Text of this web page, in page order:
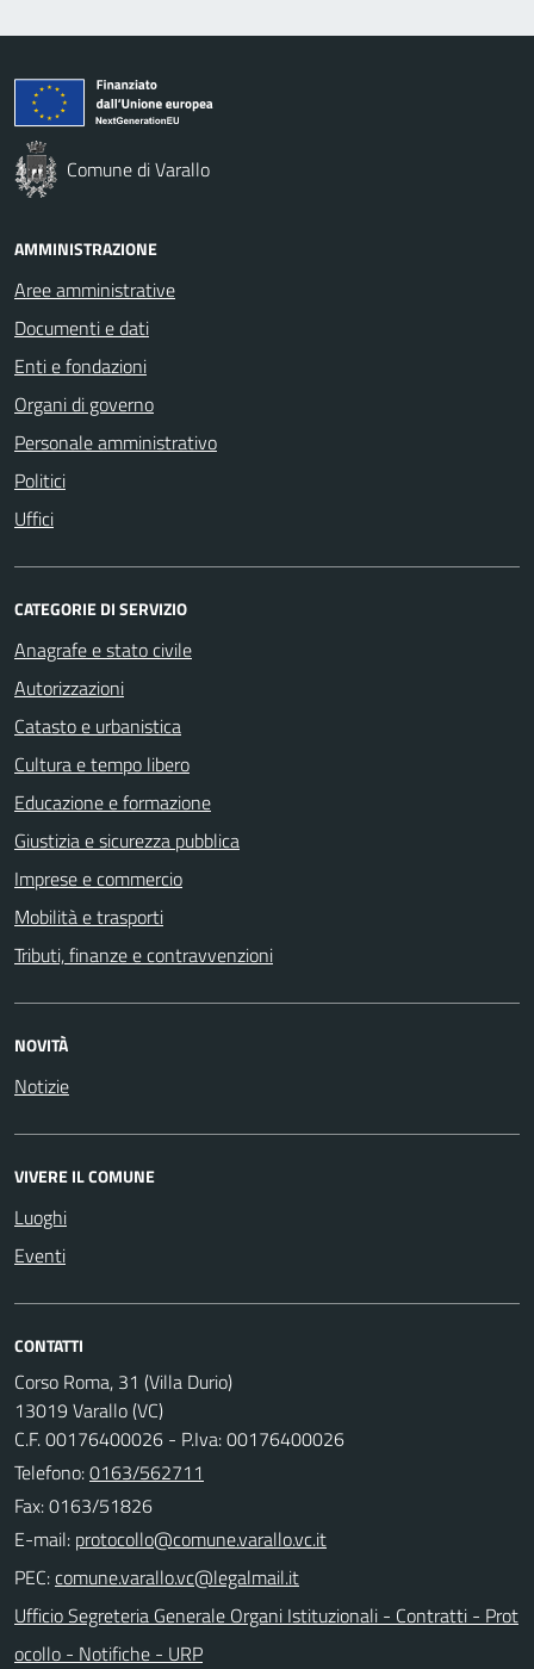
Comune di Varallo
AMMINISTRAZIONE
Aree amministrative
Documenti e dati
Enti e fondazioni
Organi di governo
Personale amministrativo
Politici
Uffici
CATEGORIE DI SERVIZIO
Anagrafe e stato civile
Autorizzazioni
Catasto e urbanistica
Cultura e tempo libero
Educazione e formazione
Giustizia e sicurezza pubblica
Imprese e commercio
Mobilità e trasporti
Tributi, finanze e contravvenzioni
NOVITÀ
Notizie
VIVERE IL COMUNE
Luoghi
Eventi
CONTATTI
Corso Roma, 31 (Villa Durio)
13019 Varallo (VC)
C.F. 00176400026 - P.Iva: 00176400026
Telefono:0163/562711
Fax: 0163/51826
E-mail:
PEC:
Ufficio Segreteria Generale Organi Istituzionali - Contratti - Prot
ocollo - Notifiche - URP